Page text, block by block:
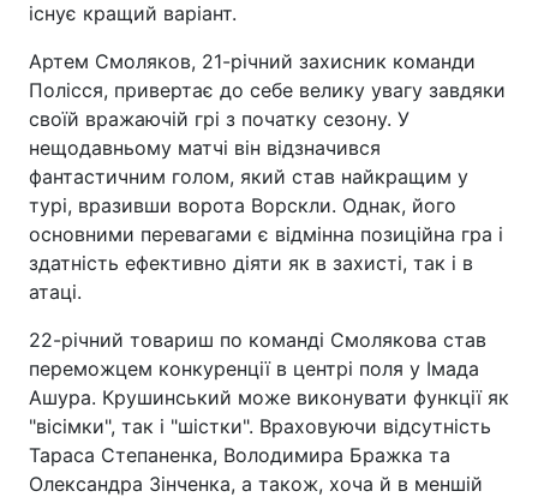
існує кращий варіант.
Артем Смоляков, 21-річний захисник команди
Полісся, привертає до себе велику увагу завдяки
своїй вражаючій грі з початку сезону. У
нещодавньому матчі він відзначився
фантастичним голом, який став найкращим у
турі, вразивши ворота Ворскли. Однак, його
основними перевагами є відмінна позиційна гра і
здатність ефективно діяти як в захисті, так і в
атаці.
22-річний товариш по команді Смолякова став
переможцем конкуренції в центрі поля у Імада
Ашура. Крушинський може виконувати функції як
"вісімки", так і "шістки". Враховуючи відсутність
Тараса Степаненка, Володимира Бражка та
Олександра Зінченка, а також, хоча й в меншій